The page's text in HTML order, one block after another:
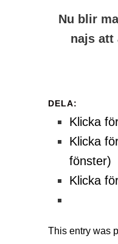
Nu blir
najs att
DELA:
Klicka
Klicka
fönster)
Klicka
This entry was